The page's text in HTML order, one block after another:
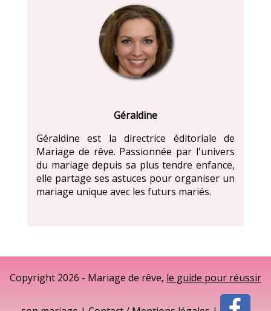
Géraldine
Géraldine est la directrice éditoriale de
Mariage de rêve. Passionnée par l'univers
du mariage depuis sa plus tendre enfance,
elle partage ses astuces pour organiser un
mariage unique avec les futurs mariés.
Copyright 2026 - Mariage de rêve, le guide pour réussir